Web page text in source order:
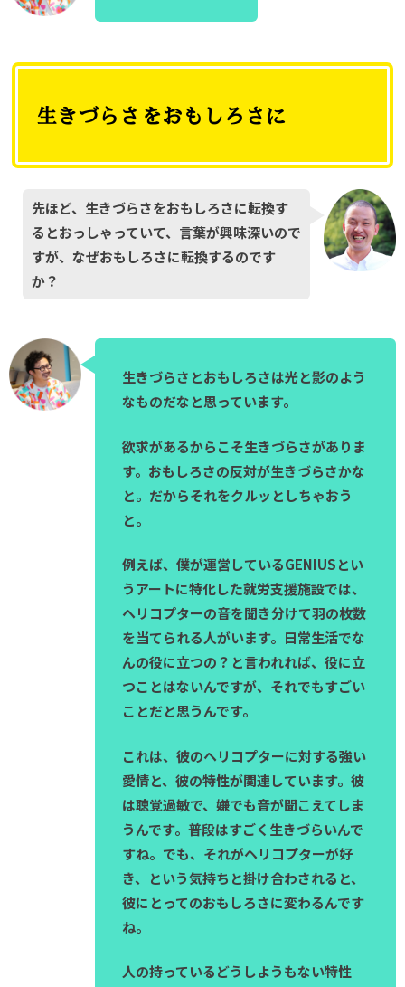
生きづらさをおもしろさに
先ほど、生きづらさをおもしろさに転換す
るとおっしゃっていて、言葉が興味深いので
すが、なぜおもしろさに転換するのです
か？
生きづらさとおもしろさは光と影のよう
なものだなと思っています。
欲求があるからこそ生きづらさがありま
す。おもしろさの反対が生きづらさかな
と。だからそれをクルッとしちゃおう
と。
例えば、僕が運営しているGENIUSとい
うアートに特化した就労支援施設では、
ヘリコプターの音を聞き分けて羽の枚数
を当てられる人がいます。日常生活でな
んの役に立つの？と言われれば、役に立
つことはないんですが、それでもすごい
ことだと思うんです。
これは、彼のヘリコプターに対する強い
愛情と、彼の特性が関連しています。彼
は聴覚過敏で、嫌でも音が聞こえてしま
うんです。普段はすごく生きづらいんで
すね。でも、それがヘリコプターが好
き、という気持ちと掛け合わされると、
彼にとってのおもしろさに変わるんです
ね。
人の持っているどうしようもない特性